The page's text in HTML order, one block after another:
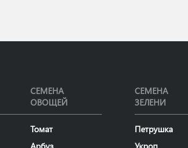
СЕМЕНА
ОВОЩЕЙ
Томат
СЕМЕНА
ЗЕЛЕНИ
Петрушка